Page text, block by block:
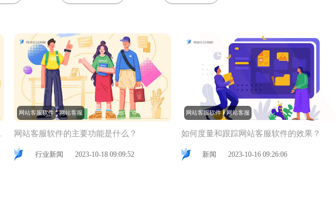
网站客服软件的主要功能是什么？
行业新闻 2023-10-18 09:09:52
网站客服软件 网站客服
如何度量和跟踪网站客服软件的效果？
新闻 2023-10-16 09:26:06
网站客服软件 网站客服